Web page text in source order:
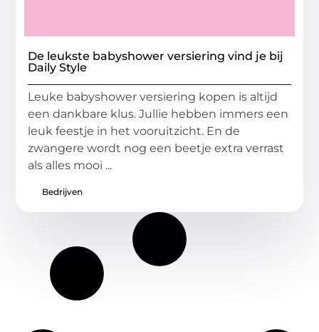
De leukste babyshower versiering vind je bij
Daily Style
Leuke babyshower versiering kopen is altijd
een dankbare klus. Jullie hebben immers een
leuk feestje in het vooruitzicht. En de
zwangere wordt nog een beetje extra verrast
als alles mooi ...
Bedrijven